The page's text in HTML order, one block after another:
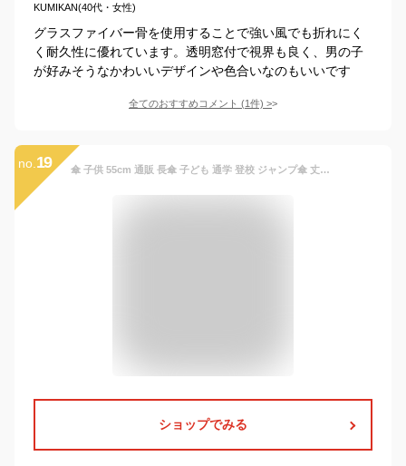
KUMIKAN(40代・女性)
グラスファイバー骨を使用することで強い風でも折れにく
く耐久性に優れています。透明窓付で視界も良く、男の子
が好みそうなかわいいデザインや色合いなのもいいです
全てのおすすめコメント (1件) >
no. 19 傘 子供 55cm 通販 長傘 子ども 通学 登校 ジャンプ傘 丈夫 耐風 グラスファイバー骨 おしゃれ かっこいい 小学生 小学校 ギフト プレゼント 入学祝い ボーイズ キッズ 傘 SHEIL
ショップでみる